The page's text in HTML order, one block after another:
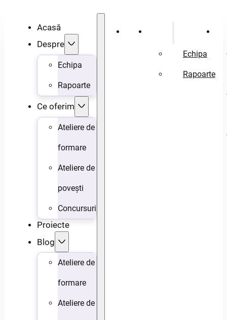
Acasă
Despre
Echipa
Rapoarte
Ce oferim
Ateliere de
formare
Ateliere de
povești
Concursuri
Proiecte
Blog
Ateliere de
formare
Ateliere de
Acasă
Echipa
Rapoarte